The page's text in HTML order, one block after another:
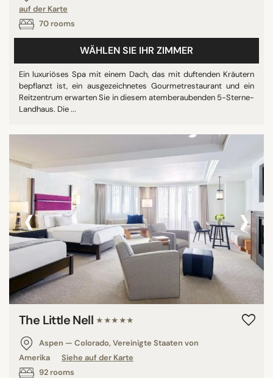
auf der Karte
70 rooms
WÄHLEN SIE IHR ZIMMER
Ein luxuriöses Spa mit einem Dach, das mit duftenden Kräutern
bepflanzt ist, ein ausgezeichnetes Gourmetrestaurant und ein
Reitzentrum erwarten Sie in diesem atemberaubenden 5-Sterne-
Landhaus. Die ...
‹ ›
The Little Nell ★★★★★
Aspen — Colorado, Vereinigte Staaten von
Amerika
Siehe auf der Karte
92 rooms